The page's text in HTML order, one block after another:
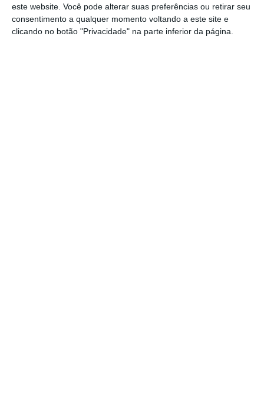
este website. Você pode alterar suas preferências ou retirar seu
consentimento a qualquer momento voltando a este site e
clicando no botão "Privacidade" na parte inferior da página.
Esta assinatura é uma forma de apoiar
o ECO e os seus jornalistas. A nossa